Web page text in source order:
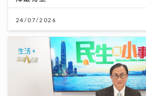
24/07/2026